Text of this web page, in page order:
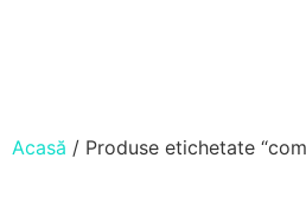
Acasă / Produse etichetate